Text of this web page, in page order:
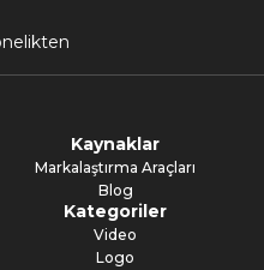
Kaynaklar
Markalaştırma Araçları
Blog
Kategoriler
Video
Logo